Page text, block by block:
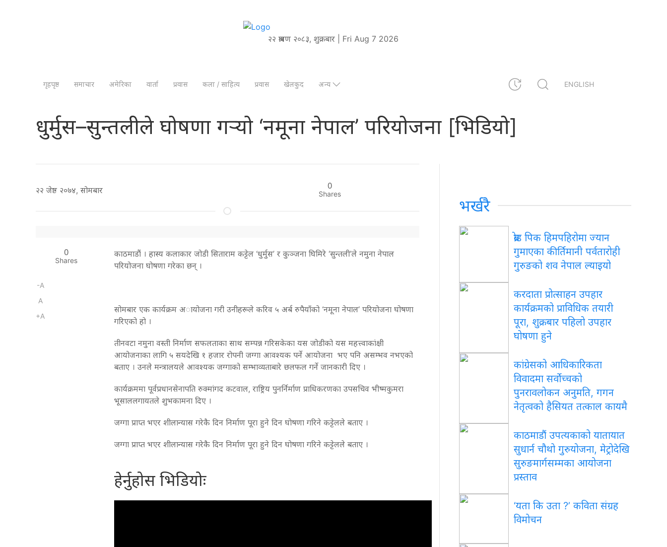
२२ श्रावण २०८३, शुक्रबार | Fri Aug 7 2026
गृहपृष्ठ समाचार अमेरिका वार्ता प्रवास कला / साहित्य प्रवास खेलकुद अन्य ENGLISH
धुर्मुस–सुन्तलीले घोषणा गर्‍यो ‘नमूना नेपाल’ परियोजना [भिडियो]
२२ जेष्ठ २०७४, सोमबार 0
Shares
0
Shares
-A
A
+A
काठमाडाैं । हास्य कलाकार जोडी सिताराम कट्टेल ‘धुर्मुस’ र कुञ्जना घिमिरे ‘सुन्तली’ले नमुना नेपाल
परियोजना घोषणा गरेका छन् ।
सोमबार एक कार्यक्रम अायोजना गरी उनीहरूले करिव ५ अर्ब रुपैयाँको ‘नमूना नेपाल’ परियोजना घोषणा
गरिएको हो ।
तीनवटा नमुना वस्ती निर्माण सफलताका साथ सम्पन्न गरिसकेका यस जोडीको यस महत्त्वाकांक्षी
आयोजनाका लागि ५ सयदेखि १ हजार रोपनी जग्गा आवश्यक पर्ने आयोजना भए पनि असम्भव नभएको
बताए । उनले मन्त्रालयले आवश्यक जग्गाको सम्भाव्यताबारे छलफल गर्ने जानकारी दिए ।
कार्यक्रममा पूर्वप्रधानसेनापति रुक्मांगद कटवाल, राष्ट्रिय पुनर्निर्माण प्राधिकरणका उपसचिव भीष्मकुमरा
भूसाललगायतले शुभकामना दिए ।
जग्गा प्राप्त भएर शीलान्यास गरेकै दिन निर्माण पूरा हुने दिन घोषणा गरिने कट्टेलले बताए ।
जग्गा प्राप्त भएर शीलान्यास गरेकै दिन निर्माण पूरा हुने दिन घोषणा गरिने कट्टेलले बताए ।
हेर्नुहोस भिडियोः
भर्खरै
ब्रोड पिक हिमपहिरोमा ज्यान
गुमाएका कीर्तिमानी पर्वतारोही
गुरुङको शव नेपाल ल्याइयो
करदाता प्रोत्साहन उपहार
कार्यक्रमको प्राविधिक तयारी
पूरा, शुक्रबार पहिलो उपहार
घोषणा हुने
कांग्रेसको आधिकारिकता
विवादमा सर्वोच्चको
पुनरावलोकन अनुमति, गगन
नेतृत्वको हैसियत तत्काल कायमै
काठमाडौं उपत्यकाको यातायात
सुधार्न चौथो गुरुयोजना, मेट्रोदेखि
सुरुङमार्गसम्मका आयोजना
प्रस्ताव
‘यता कि उता ?’ कविता संग्रह
विमोचन